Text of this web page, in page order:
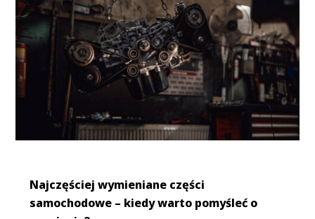
Najczęściej wymieniane części
samochodowe – kiedy warto pomyśleć o